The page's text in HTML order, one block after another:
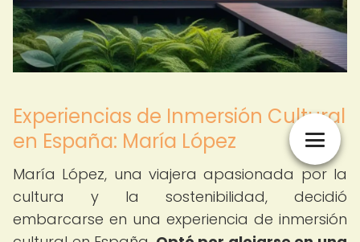
Experiencias de Inmersión Cultural
en España: María López
María López, una viajera apasionada por la
cultura y la sostenibilidad, decidió
embarcarse en una experiencia de inmersión